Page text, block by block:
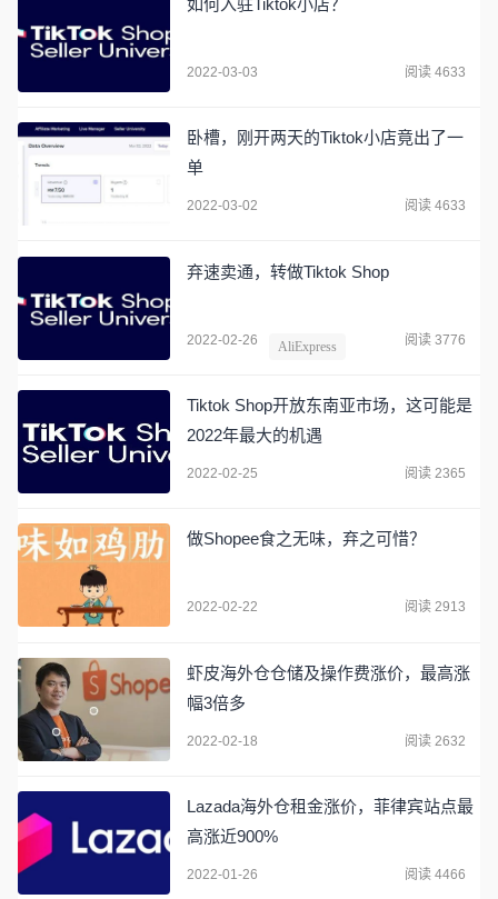
如何入驻Tiktok小店？
2022-03-03 阅读 4633
卧槽，刚开两天的Tiktok小店竟出了一
单
2022-03-02 阅读 4633
弃速卖通，转做Tiktok Shop
2022-02-26 AliExpress 阅读 3776
Tiktok Shop开放东南亚市场，这可能是
2022年最大的机遇
2022-02-25 阅读 2365
做Shopee食之无味，弃之可惜？
2022-02-22 阅读 2913
虾皮海外仓仓储及操作费涨价，最高涨
幅3倍多
2022-02-18 阅读 2632
Lazada海外仓租金涨价，菲律宾站点最
高涨近900%
2022-01-26 阅读 4466